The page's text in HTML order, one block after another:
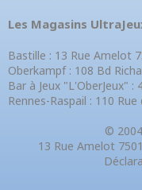
Les Magasins
Bastille : 13 Rue Amelot
Oberkampf : 108 Bd
Bar à Jeux "L'OberJeux"
Rennes-Raspail : 110
©
13 Rue Amelot